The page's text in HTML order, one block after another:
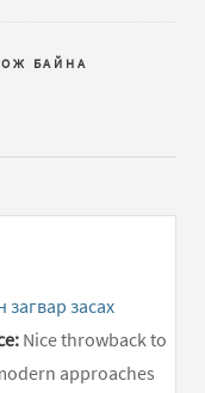
БАЙНА
засах
Nice throwback to
approaches